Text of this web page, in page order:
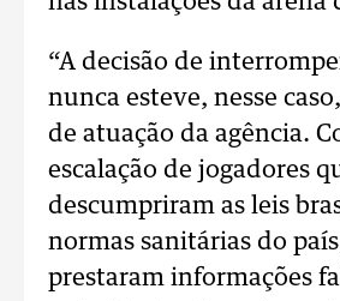
“A decisão de
nunca esteve, nesse
de atuação da agência.
escalação de jogadores
descumpriram as leis
normas sanitárias do
prestaram informações